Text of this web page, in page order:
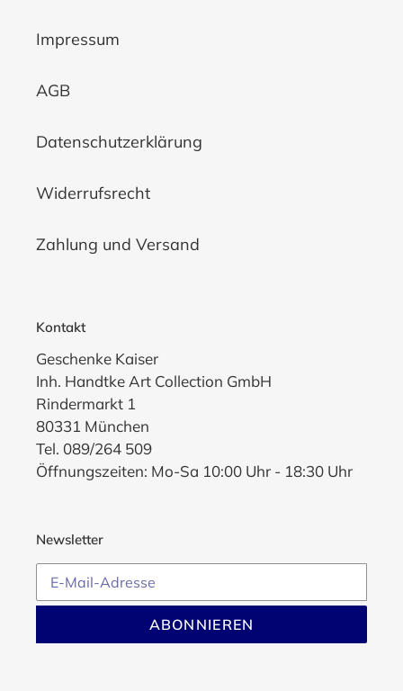
Impressum
AGB
Datenschutzerklärung
Widerrufsrecht
Zahlung und Versand
Kontakt
Geschenke Kaiser
Inh. Handtke Art Collection GmbH
Rindermarkt 1
80331 München
Tel. 089/264 509
Öffnungszeiten: Mo-Sa 10:00 Uhr - 18:30 Uhr
Newsletter
ABONNIEREN